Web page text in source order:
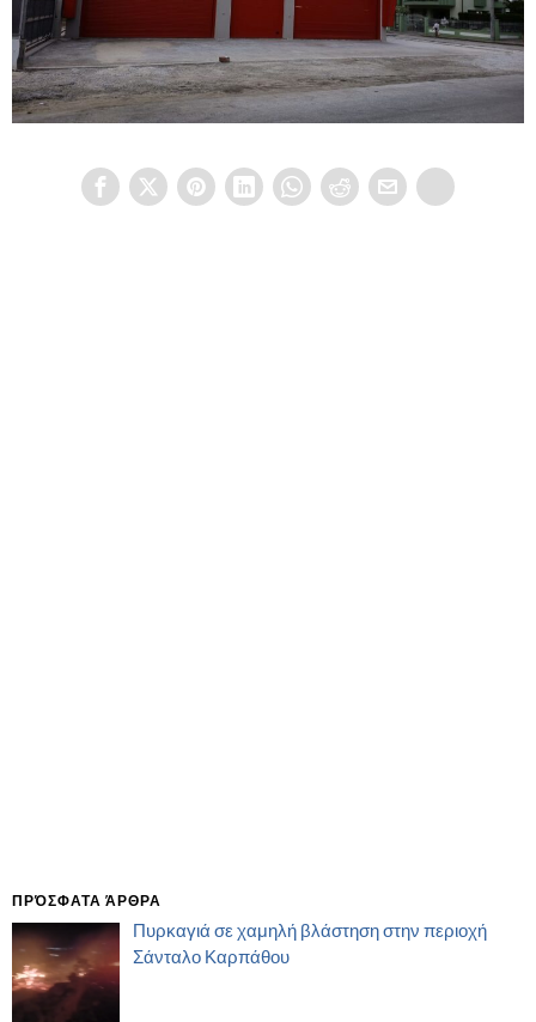
ΠΡΌΣΦΑΤΑ ΆΡΘΡΑ
Πυρκαγιά σε χαμηλή βλάστηση στην περιοχή
Σάνταλο Καρπάθου